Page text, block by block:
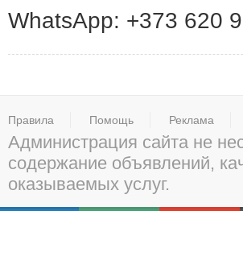
WhatsApp: +373 620
Правила Помощь Реклама
Администрация сайта не
содержание объявлений,
оказываемых услуг.